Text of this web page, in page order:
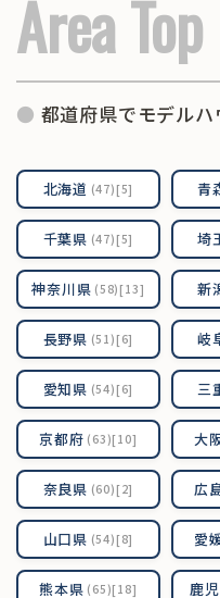
Area Top
都道府県でモデルハ
北海道 (47)[5] 青
千葉県 (47)[5] 埼
神奈川県 (58)[13] 新
長野県 (51)[6] 岐
愛知県 (54)[6] 三
京都府 (63)[10] 大
奈良県 (60)[2] 広
山口県 (54)[8] 愛
熊本県 (65)[18] 鹿